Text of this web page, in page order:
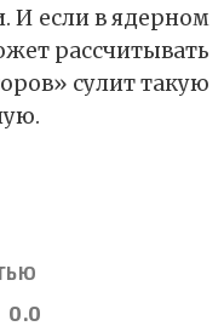
И если в ядерном
рассчитывать
сулит такую
0.0